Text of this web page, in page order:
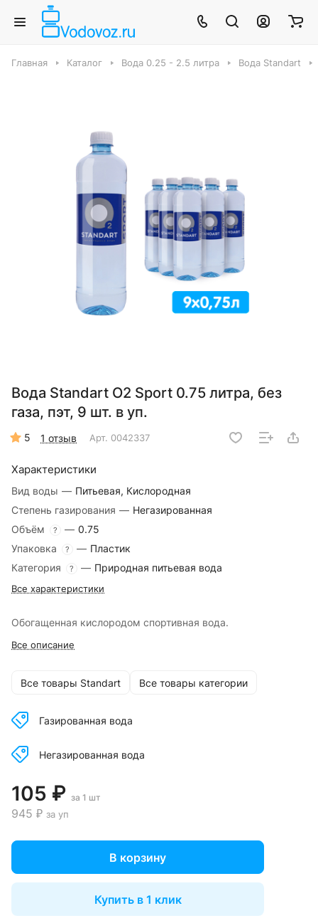
Главная Каталог Вода 0.25 - 2.5 литра Вода Standart
Вода Standart О2 Sport 0.75 литра, без
газа, пэт, 9 шт. в уп.
5 1 отзыв Арт. 0042337
Характеристики
Вид воды — Питьевая, Кислородная
Степень газирования — Негазированная
Объём
? — 0.75
Упаковка
? — Пластик
Категория
? — Природная питьевая вода
Все характеристики
Обогащенная кислородом спортивная вода.
Все описание
Все товары Standart Все товары категории
Газированная вода
Негазированная вода
105 ₽ за 1 шт
945 ₽ за уп
В корзину
Купить в 1 клик